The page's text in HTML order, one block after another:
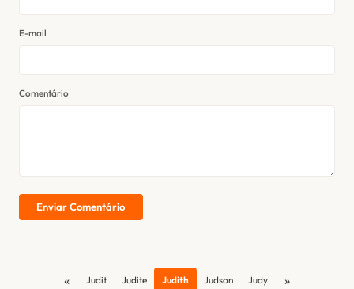
E-mail
Comentário
Enviar Comentário
« Judit Judite Judith Judson Judy »